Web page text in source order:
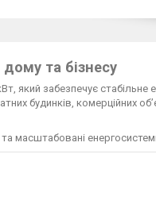
та бізнесу
який забезпечує
будинків, комерційних
масштабовані